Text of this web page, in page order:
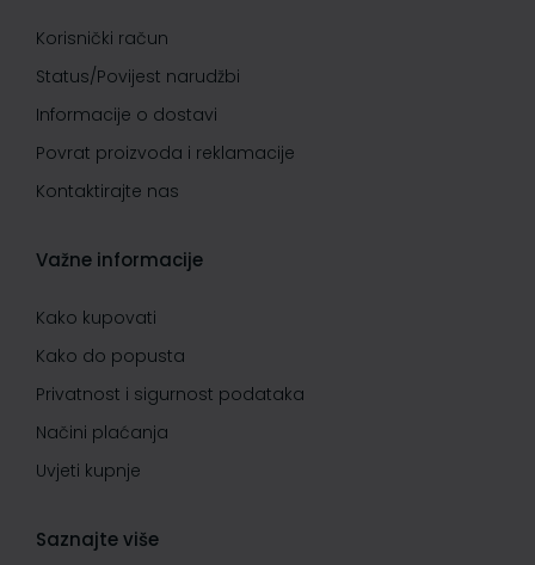
Korisnički račun
Status/Povijest narudžbi
Informacije o dostavi
Povrat proizvoda i reklamacije
Kontaktirajte nas
Važne informacije
Kako kupovati
Kako do popusta
Privatnost i sigurnost podataka
Načini plaćanja
Uvjeti kupnje
Saznajte više